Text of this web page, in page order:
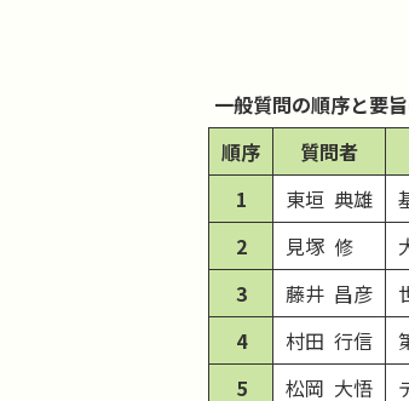
一般質問の順序と要
順序
質問者
1
東垣 典雄
2
見塚 修
3
藤井 昌彦
4
村田 行信
5
松岡 大悟